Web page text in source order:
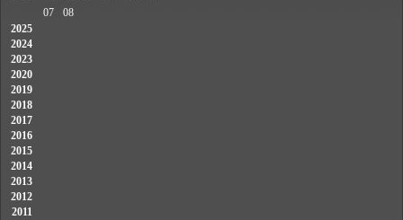
07
08
2025
2024
2023
2020
2019
2018
2017
2016
2015
2014
2013
2012
2011